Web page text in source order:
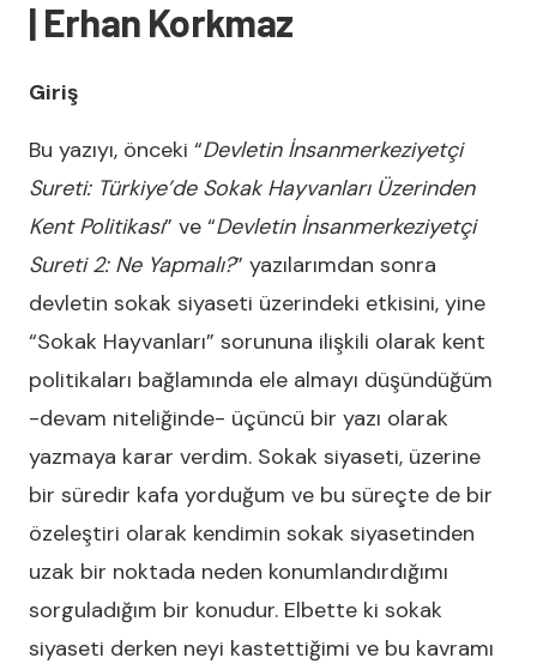
| Erhan Korkmaz
Giriş
Bu yazıyı, önceki “Devletin İnsanmerkeziyetçi
Sureti: Türkiye’de Sokak Hayvanları Üzerinden
Kent Politikası” ve “Devletin İnsanmerkeziyetçi
Sureti 2: Ne Yapmalı?” yazılarımdan sonra
devletin sokak siyaseti üzerindeki etkisini, yine
“Sokak Hayvanları” sorununa ilişkili olarak kent
politikaları bağlamında ele almayı düşündüğüm
-devam niteliğinde- üçüncü bir yazı olarak
yazmaya karar verdim. Sokak siyaseti, üzerine
bir süredir kafa yorduğum ve bu süreçte de bir
özeleştiri olarak kendimin sokak siyasetinden
uzak bir noktada neden konumlandırdığımı
sorguladığım bir konudur. Elbette ki sokak
siyaseti derken neyi kastettiğimi ve bu kavramı